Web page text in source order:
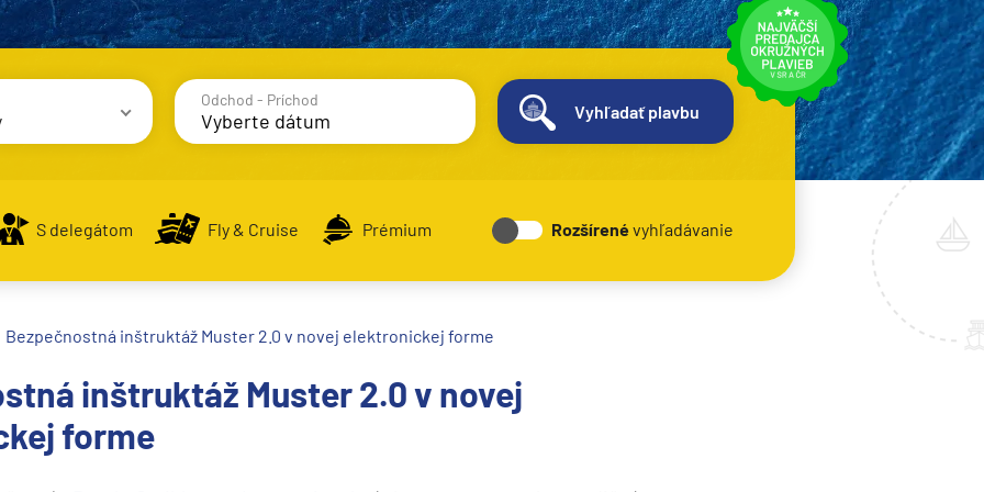
Odchod - Príchod
Vyhľadať plavbu
S delegátom Fly & Cruise Prémium Rozšírenévyhľadávanie
Bezpečnostná inštruktáž Muster 2.0 v novej elektronickej forme
inštruktáž Muster 2.0 v novej
forme